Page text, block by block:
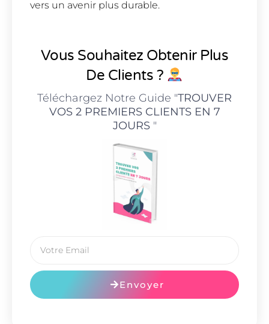
vers un avenir plus durable.
Vous Souhaitez Obtenir Plus
De Clients ?
Téléchargez Notre Guide "TROUVER
VOS 2 PREMIERS CLIENTS EN 7
JOURS"
Envoyer